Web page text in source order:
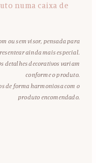
numa caixa de
ou sem visor, pensada para
ainda mais especial.
detalhes decorativos variam
conforme o produto.
de forma harmoniosa com o
produto encomendado.